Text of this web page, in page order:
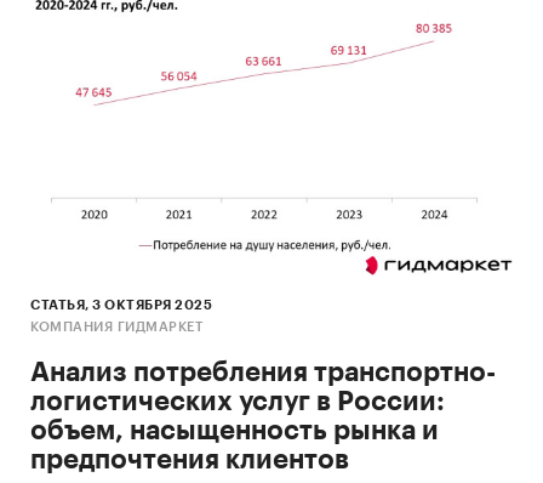
Выводы по исследованию
статистики
Данные налоговой службы РФ
Официальные интернет-порталы правовой
информации
Отчетность эмитентов
Сайты компаний
Архивы СМИ
СТАТЬЯ, 3 ОКТЯБРЯ 2025
КОМПАНИЯ ГИДМАРКЕТ
Анализ потребления транспортно-
логистических услуг в России:
объем, насыщенность рынка и
предпочтения клиентов